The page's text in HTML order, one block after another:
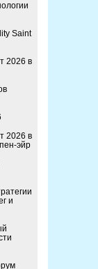
Saint
2026 в
2026 в
эйр
и